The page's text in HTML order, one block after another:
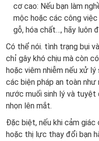
cơ cao: Nếu bạn làm
mộc hoặc các công
gỗ, hóa chất…, hãy luôn
Có thể nói. tình trạng bụi
chỉ gây khó chịu mà còn
hoặc viêm nhiễm nếu xử
các biện pháp an toàn
nước muối sinh lý và
nhọn lên mắt.
Đặc biệt, nếu khi cảm giác
hoặc thị lực thay đổi bạn